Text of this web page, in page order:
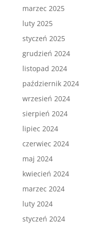
marzec 2025
luty 2025
styczeń 2025
grudzień 2024
listopad 2024
październik 2024
wrzesień 2024
sierpień 2024
lipiec 2024
czerwiec 2024
maj 2024
kwiecień 2024
marzec 2024
luty 2024
styczeń 2024